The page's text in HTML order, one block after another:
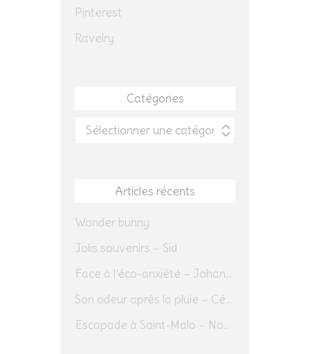
Pinterest
Ravelry
Catégories
Catégories
Articles récents
Wonder bunny
Jolis souvenirs – Sid
Face à l’éco-anxiété – Johannes Herrmann
Son odeur après la pluie – Cédric Sapin-Defour
Escapade à Saint-Malo – Novembre 2025 – Jour 1